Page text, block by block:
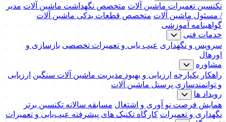
تکنسین تعمیرات ماشین آلات متخصص نگهداشت ماشین آلات مدیر
/ مسئول ماشین آلات متخصص قطعات یدکی ماشین آلات
گواهینامه آموزشی
خدمات فنی
سرویس و نگهداری عیب یابی و تعمیرات تخصصی بازسازی و
اورهال
مشاوره
راهکار یکپارچه ارزیابی و بهبود مدیریت ماشین آلات سنگین ارزیابی
و توانمندسازی پرسنل ماشین آلات
رویداد ها
همایش فرصت نو آوری و اشتغال مسابقه سالانه تکنسین برتر
نگهداری و تعمیرات کارگاه تکنیک‌ های پیشرفته عیب‌یابی و تعمیرات